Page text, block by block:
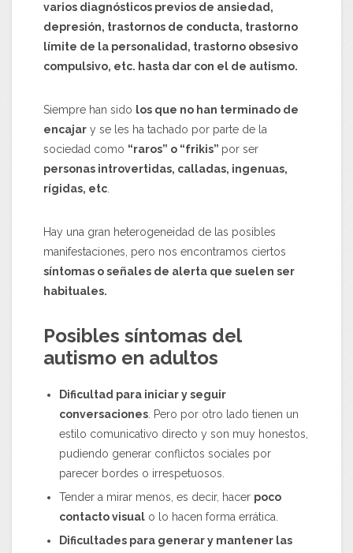
varios diagnósticos previos de ansiedad,
depresión, trastornos de conducta, trastorno
límite de la personalidad, trastorno obsesivo
compulsivo, etc. hasta dar con el de autismo.
Siempre han sido los que no han terminado de
encajar y se les ha tachado por parte de la
sociedad como “raros” o “frikis” por ser
personas introvertidas, calladas, ingenuas,
rígidas, etc.
Hay una gran heterogeneidad de las posibles
manifestaciones, pero nos encontramos ciertos
síntomas o señales de alerta que suelen ser
habituales.
Posibles síntomas del
autismo en adultos
Dificultad para iniciar y seguir
conversaciones. Pero por otro lado tienen un
estilo comunicativo directo y son muy honestos,
pudiendo generar conflictos sociales por
parecer bordes o irrespetuosos.
Tender a mirar menos, es decir, hacer poco
contacto visual o lo hacen forma errática.
Dificultades para generar y mantener las